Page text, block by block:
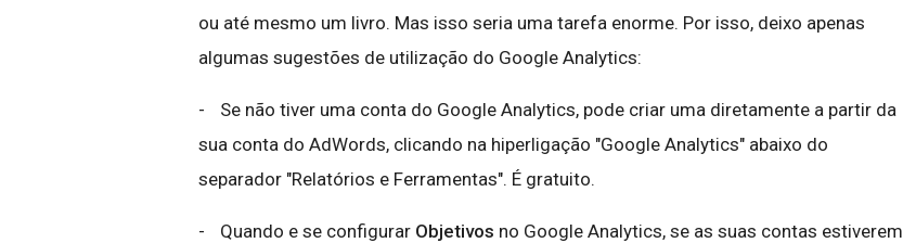
ou até mesmo um livro. Mas isso seria uma tarefa enorme. Por isso, deixo apenas
algumas sugestões de utilização do Google Analytics:
- Se não tiver uma conta do Google Analytics, pode criar uma diretamente a partir da
sua conta do AdWords, clicando na hiperligação "Google Analytics" abaixo do
separador "Relatórios e Ferramentas". É gratuito.
- Quando e se configurar Objetivos no Google Analytics, se as suas contas estiverem